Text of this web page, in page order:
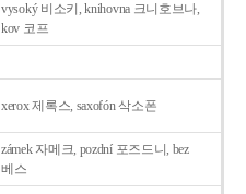
vysoký 비소키, knihovna 크니호브나,
kov 코프
xerox 제록스, saxofón 삭소폰
zámek 자메크, pozdní 포즈드니, bez
베스